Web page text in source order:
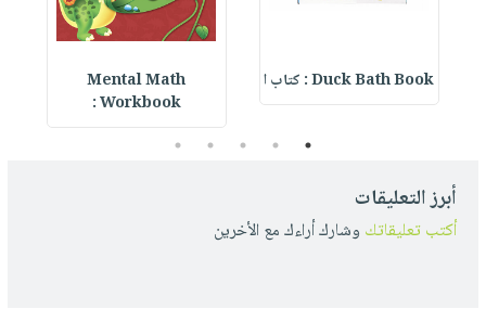
Duck Bath Book : كتاب ا
Mental Math
Workbook :
1
2
3
4
5
أبرز التعليقات
أكتب تعليقاتك وشارك أراءك مع الأخرين